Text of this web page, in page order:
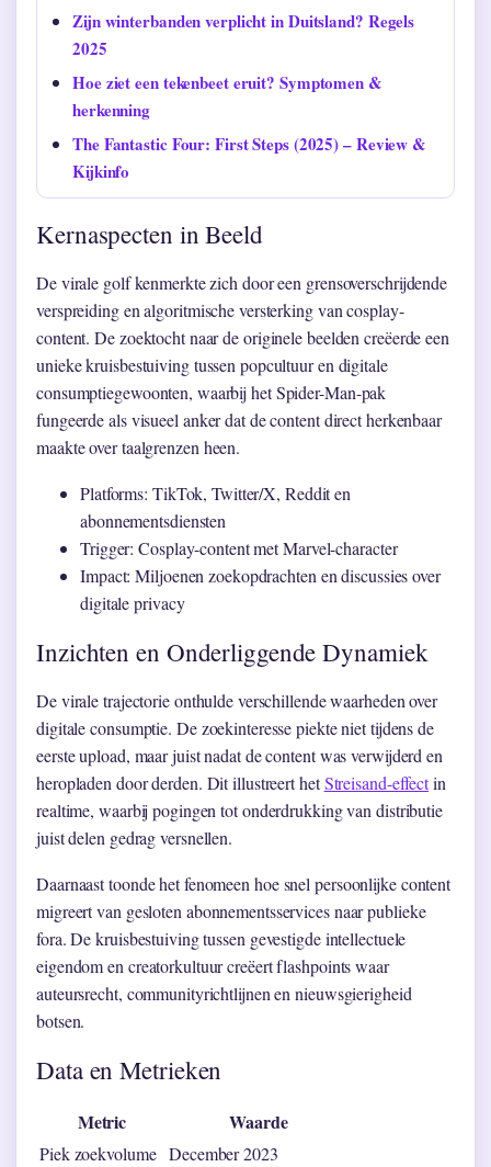
Zijn winterbanden verplicht in Duitsland? Regels
2025
Hoe ziet een tekenbeet eruit? Symptomen &
herkenning
The Fantastic Four: First Steps (2025) – Review &
Kijkinfo
Kernaspecten in Beeld
De virale golf kenmerkte zich door een grensoverschrijdende
verspreiding en algoritmische versterking van cosplay-
content. De zoektocht naar de originele beelden creëerde een
unieke kruisbestuiving tussen popcultuur en digitale
consumptiegewoonten, waarbij het Spider-Man-pak
fungeerde als visueel anker dat de content direct herkenbaar
maakte over taalgrenzen heen.
Platforms: TikTok, Twitter/X, Reddit en
abonnementsdiensten
Trigger: Cosplay-content met Marvel-character
Impact: Miljoenen zoekopdrachten en discussies over
digitale privacy
Inzichten en Onderliggende Dynamiek
De virale trajectorie onthulde verschillende waarheden over
digitale consumptie. De zoekinteresse piekte niet tijdens de
eerste upload, maar juist nadat de content was verwijderd en
heropladen door derden. Dit illustreert hetStreisand-effectin
realtime, waarbij pogingen tot onderdrukking van distributie
juist delen gedrag versnellen.
Daarnaast toonde het fenomeen hoe snel persoonlijke content
migreert van gesloten abonnementsservices naar publieke
fora. De kruisbestuiving tussen gevestigde intellectuele
eigendom en creatorkultuur creëert flashpoints waar
auteursrecht, communityrichtlijnen en nieuwsgierigheid
botsen.
Data en Metrieken
Metric Waarde
Piek zoekvolume December 2023